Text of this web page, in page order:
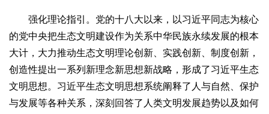
强化理论指引。党的十八大以来，以习近平同志为核心
的党中央把生态文明建设作为关系中华民族永续发展的根本
大计，大力推动生态文明理论创新、实践创新、制度创新，
创造性提出一系列新理念新思想新战略，形成了习近平生态
文明思想。习近平生态文明思想系统阐释了人与自然、保护
与发展等各种关系，深刻回答了人类文明发展趋势以及如何